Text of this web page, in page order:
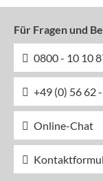
Für Fragen und
0800 - 10 10
+49 (0) 56 62
Online-Chat